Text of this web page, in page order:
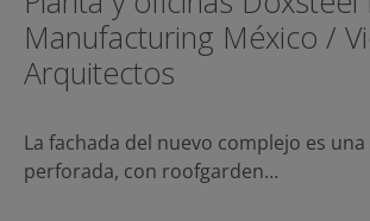
Manufacturing México /
Arquitectos
La fachada del nuevo complejo es una
perforada, con roofgarden…